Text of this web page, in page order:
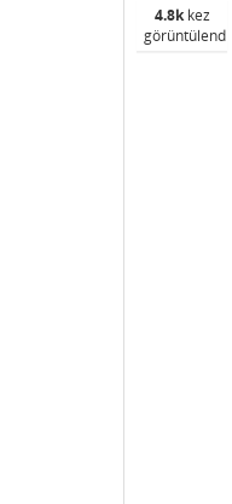
4.8kkez
görüntülendi